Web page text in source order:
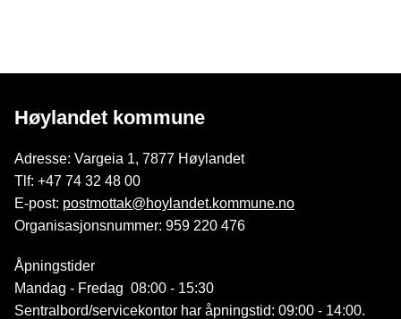
Høylandet kommune
Adresse: Vargeia 1, 7877 Høylandet
Tlf: +47 74 32 48 00
E-post: postmottak@hoylandet.kommune.no
Organisasjonsnummer: 959 220 476
Åpningstider
Mandag - Fredag 08:00 - 15:30
Sentralbord/servicekontor har åpningstid: 09:00 - 14:00.